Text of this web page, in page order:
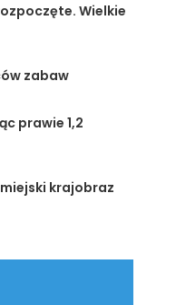
Wielkie
zabaw
prawie 1,2
krajobraz